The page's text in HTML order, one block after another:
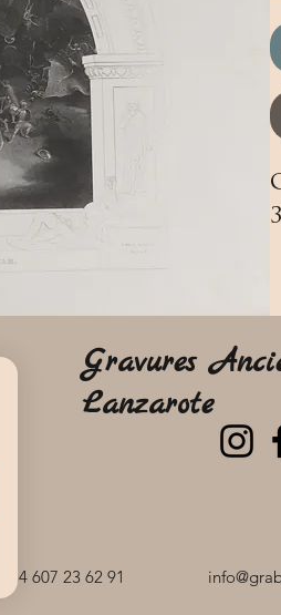
+34 607 23 62 91
Gravures
Lanzarote